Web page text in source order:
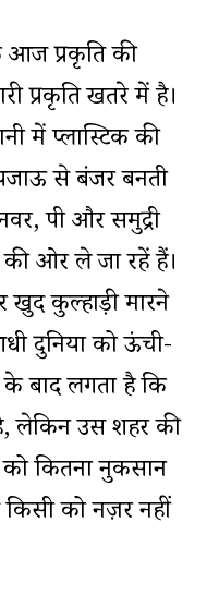
प्रकृति की
प्रकृति खतरे में है।
में प्लास्टिक की
से बंजर बनती
पक्षी और समुद्री
ओर ले जा रहें हैं।
खुद कुल्हाड़ी मारने
दुनिया को ऊंची-
बाद लगता है कि
लेकिन उस शहर की
कितना नुकसान
को नज़र नहीं